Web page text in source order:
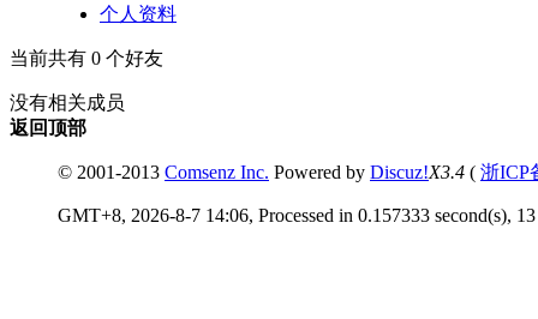
个人资料
当前共有 0 个好友
没有相关成员
返回顶部
© 2001-2013 Comsenz Inc. Powered by Discuz!X3.4 ( 浙ICP
GMT+8, 2026-8-7 14:06, Processed in 0.157333 second(s),